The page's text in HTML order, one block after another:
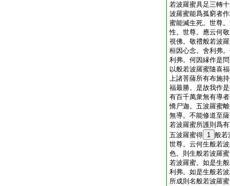
若波羅蜜具足三轉
波羅蜜能爲孤窮者
蜜能滅生死。世尊
性。世尊。應云何
視佛。敬禮般若波
桓因心念。舍利弗
利弗。何因縁作是
以般若波羅蜜隨喜
上諸菩薩所有布施
福最勝。是故我作
有百千萬衆無有導
憍尸迦。五波羅蜜
無導。不能修道至
若波羅蜜所護則爲
五波羅蜜得 1 般若
世尊。云何生般若
色。則生般若波羅
若波羅蜜。如是生
利弗。如是生般若
所成則名般若波羅